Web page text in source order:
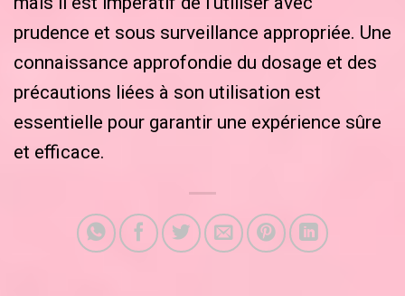
prudence et sous surveillance appropriée. Une
connaissance approfondie du dosage et des
précautions liées à son utilisation est
essentielle pour garantir une expérience sûre
et efficace.